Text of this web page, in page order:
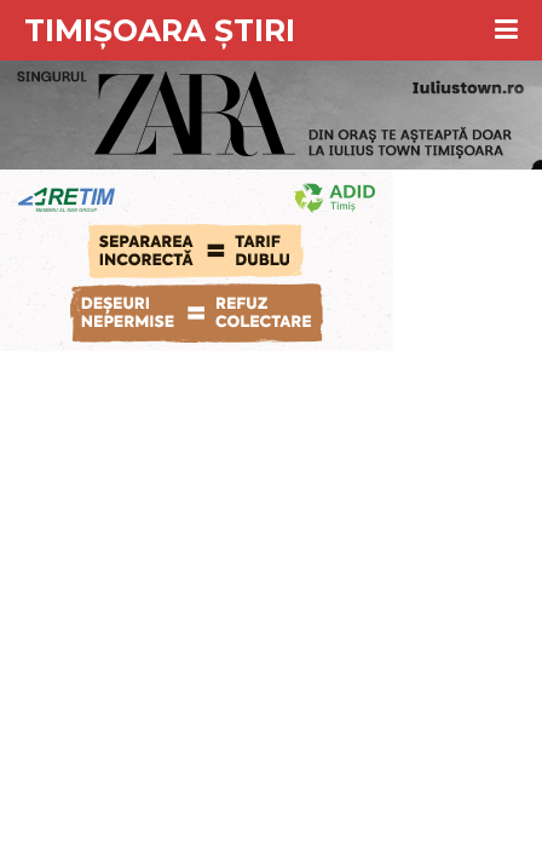
TIMIȘOARA ȘTIRI